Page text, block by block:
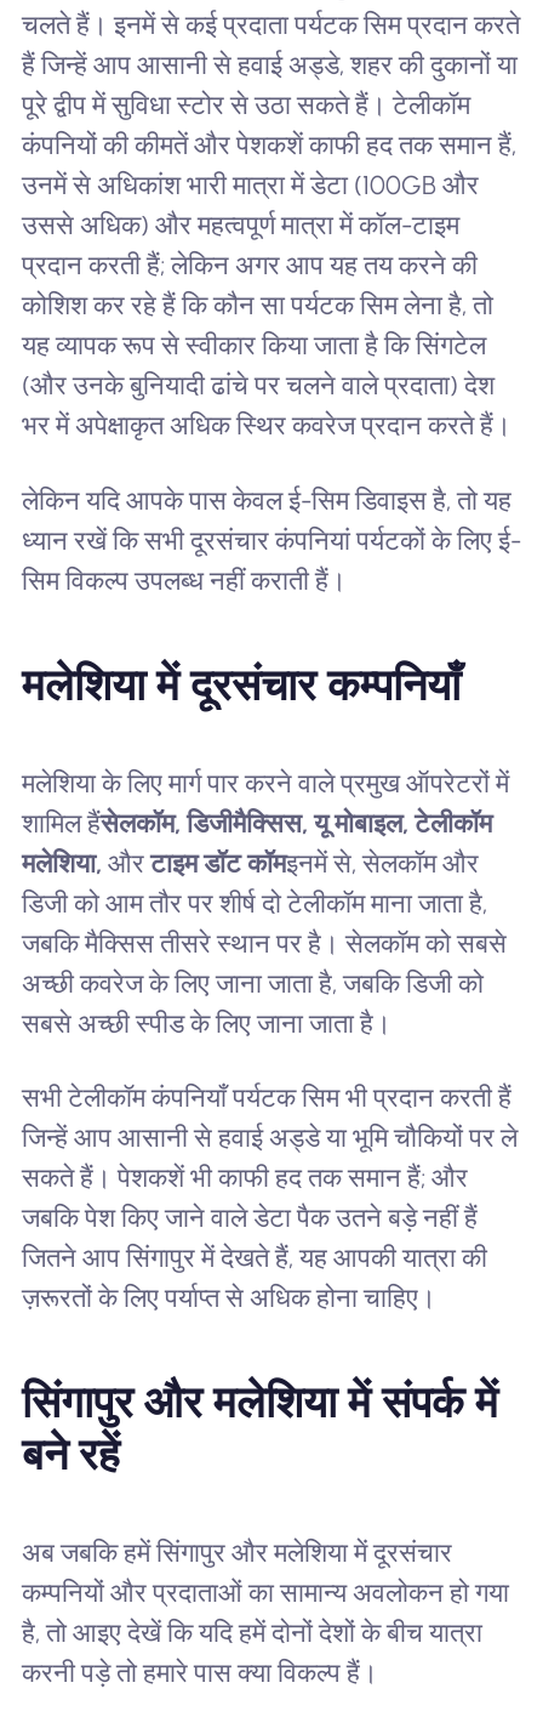
चलते हैं। इनमें से कई प्रदाता पर्यटक सिम प्रदान करते
हैं जिन्हें आप आसानी से हवाई अड्डे, शहर की दुकानों या
पूरे द्वीप में सुविधा स्टोर से उठा सकते हैं। टेलीकॉम
कंपनियों की कीमतें और पेशकशें काफी हद तक समान हैं,
उनमें से अधिकांश भारी मात्रा में डेटा (100GB और
उससे अधिक) और महत्वपूर्ण मात्रा में कॉल-टाइम
प्रदान करती हैं; लेकिन अगर आप यह तय करने की
कोशिश कर रहे हैं कि कौन सा पर्यटक सिम लेना है, तो
यह व्यापक रूप से स्वीकार किया जाता है कि सिंगटेल
(और उनके बुनियादी ढांचे पर चलने वाले प्रदाता) देश
भर में अपेक्षाकृत अधिक स्थिर कवरेज प्रदान करते हैं।
लेकिन यदि आपके पास केवल ई-सिम डिवाइस है, तो यह
ध्यान रखें कि सभी दूरसंचार कंपनियां पर्यटकों के लिए ई-
सिम विकल्प उपलब्ध नहीं कराती हैं।
मलेशिया में दूरसंचार कम्पनियाँ
मलेशिया के लिए मार्ग पार करने वाले प्रमुख ऑपरेटरों में
शामिल हैंसेलकॉम, डिजीमैक्सिस, यू मोबाइल, टेलीकॉम
मलेशिया, औरटाइम डॉट कॉमइनमें से, सेलकॉम और
डिजी को आम तौर पर शीर्ष दो टेलीकॉम माना जाता है,
जबकि मैक्सिस तीसरे स्थान पर है। सेलकॉम को सबसे
अच्छी कवरेज के लिए जाना जाता है, जबकि डिजी को
सबसे अच्छी स्पीड के लिए जाना जाता है।
सभी टेलीकॉम कंपनियाँ पर्यटक सिम भी प्रदान करती हैं
जिन्हें आप आसानी से हवाई अड्डे या भूमि चौकियों पर ले
सकते हैं। पेशकशें भी काफी हद तक समान हैं; और
जबकि पेश किए जाने वाले डेटा पैक उतने बड़े नहीं हैं
जितने आप सिंगापुर में देखते हैं, यह आपकी यात्रा की
ज़रूरतों के लिए पर्याप्त से अधिक होना चाहिए।
सिंगापुर और मलेशिया में संपर्क में
बने रहें
अब जबकि हमें सिंगापुर और मलेशिया में दूरसंचार
कम्पनियों और प्रदाताओं का सामान्य अवलोकन हो गया
है, तो आइए देखें कि यदि हमें दोनों देशों के बीच यात्रा
करनी पड़े तो हमारे पास क्या विकल्प हैं।